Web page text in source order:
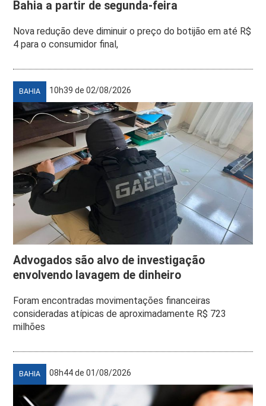
Bahia a partir de segunda-feira
Nova redução deve diminuir o preço do botijão em até R$
4 para o consumidor final,
BAHIA 10h39 de 02/08/2026
Advogados são alvo de investigação
envolvendo lavagem de dinheiro
Foram encontradas movimentações financeiras
consideradas atípicas de aproximadamente R$ 723
milhões
BAHIA 08h44 de 01/08/2026